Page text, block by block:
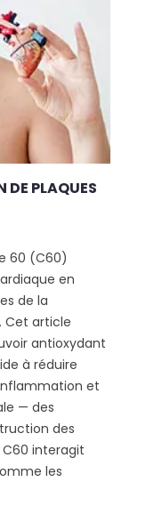
DE PLAQUES
60 (C60)
en
de la
Cet article
antioxydant
à réduire
et
— des
des
interagit
les